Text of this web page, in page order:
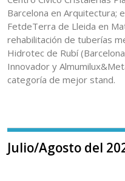
Barcelona en Arquitectura;
FetdeTerra de Lleida en
rehabilitación de tuberías
Hidrotec de Rubí
Innovador y
categoría de mejor stand.
Julio/Agosto del